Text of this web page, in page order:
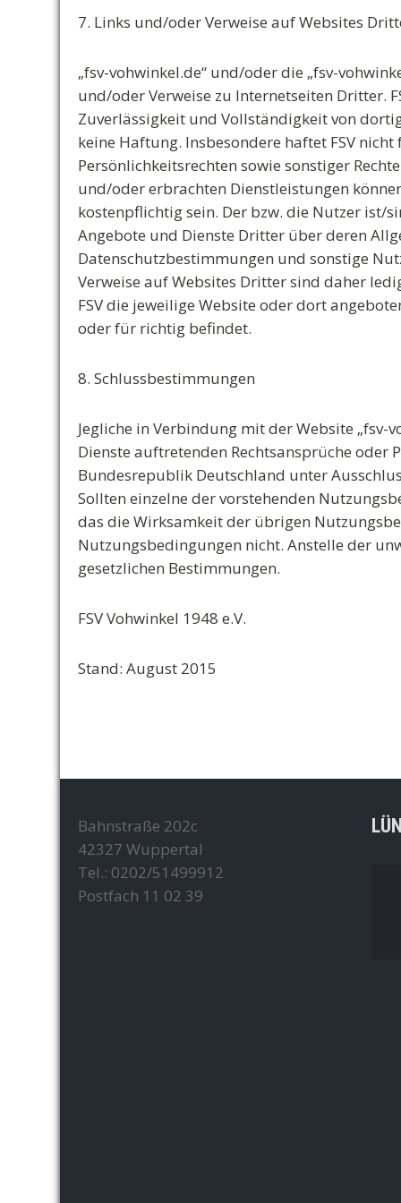
7. Links und/oder Verweise auf Websites
„fsv-vohwinkel.de“ und/oder die „fsv-
und/oder Verweise zu Internetseiten Dritter.
Zuverlässigkeit und Vollständigkeit von
keine Haftung. Insbesondere haftet FSV
Persönlichkeitsrechten sowie sonstiger
und/oder erbrachten Dienstleistungen
kostenpflichtig sein. Der bzw. die Nutzer ist/
Angebote und Dienste Dritter über deren
Datenschutzbestimmungen und sonstige
Verweise auf Websites Dritter sind daher
FSV die jeweilige Website oder dort
oder für richtig befindet.
8. Schlussbestimmungen
Jegliche in Verbindung mit der Website „fsv-
Dienste auftretenden Rechtsansprüche oder
Bundesrepublik Deutschland unter
Sollten einzelne der vorstehenden
das die Wirksamkeit der übrigen
Nutzungsbedingungen nicht. Anstelle der
gesetzlichen Bestimmungen.
FSV Vohwinkel 1948 e.V.
Stand: August 2015
Bahnstraße 202c
42327 Wuppertal
Tel.: 0202/51499912
Postfach 11 02 39